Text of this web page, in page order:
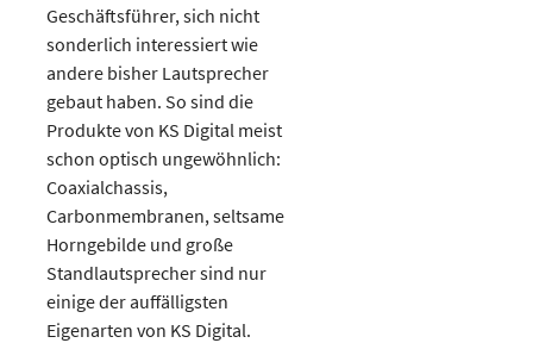
Geschäftsführer, sich nicht
sonderlich interessiert wie
andere bisher Lautsprecher
gebaut haben. So sind die
Produkte von KS Digital meist
schon optisch ungewöhnlich:
Coaxialchassis,
Carbonmembranen, seltsame
Horngebilde und große
Standlautsprecher sind nur
einige der auffälligsten
Eigenarten von KS Digital.